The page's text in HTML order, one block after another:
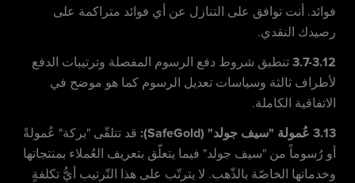
فوائد. أنت توافق على التنازل عن أي فوائد متراكمة على
رصيدك النقدي.
3.7-3.12 تنطبق شروط دفع الرسوم المفصلة وترتيبات الدفع
لأطراف ثالثة وسياسات تعديل الرسوم كما هو موضح في
الاتفاقية الكاملة.
3.13 عُمولة "سيف جولد" (SafeGold):
قد تتلقّى "بركة" عُمولةً
أو رُسوماً من "سيف جولد" فيما يتعلّق بتعريف العُملاء بمنتجاتها
وخدماتها الخاصّة بالذّهب. لا يترتّب على هذا التّرتيب أيُّ تكلفةٍ